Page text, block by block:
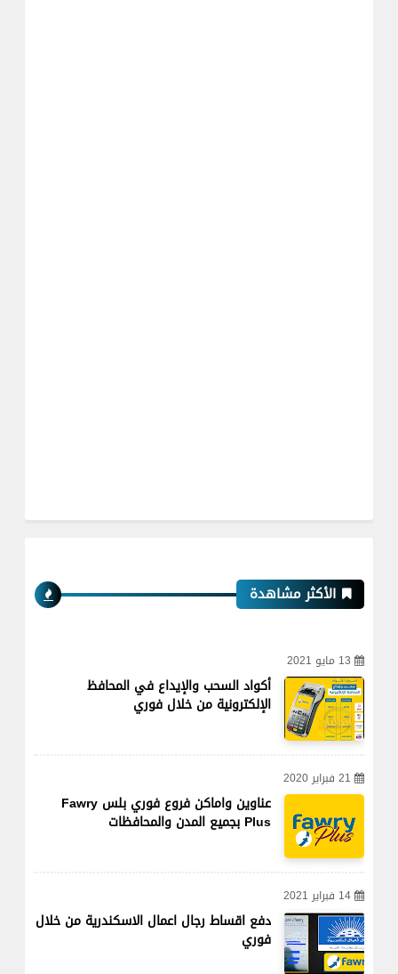
الأكثر مشاهدة
13 مايو 2021
أكواد السحب والإيداع في المحافظ
الإلكترونية من خلال فوري
21 فبراير 2020
عناوين واماكن فروع فوري بلس Fawry
Plus بجميع المدن والمحافظات
14 فبراير 2021
دفع اقساط رجال اعمال الاسكندرية من خلال
فوري